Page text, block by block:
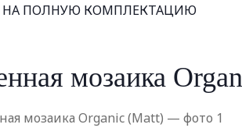
НА ПОЛНУЮ КОМПЛЕКТАЦИЮ
мозаика